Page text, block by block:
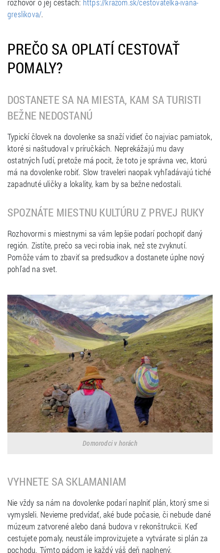
rozhovor o jej cestách: https://krazom.sk/cestovatelka-ivana-
greslikova/.
PREČO SA OPLATÍ CESTOVAŤ
POMALY?
DOSTANETE SA NA MIESTA, KAM SA TURISTI
BEŽNE NEDOSTANÚ
Typickí človek na dovolenke sa snaží vidieť čo najviac pamiatok,
ktoré si naštudoval v príručkách. Neprekážajú mu davy
ostatných ľudí, pretože má pocit, že toto je správna vec, ktorú
má na dovolenke robiť. Slow traveleri naopak vyhľadávajú tiché
zapadnuté uličky a lokality, kam by sa bežne nedostali.
SPOZNÁTE MIESTNU KULTÚRU Z PRVEJ RUKY
Rozhovormi s miestnymi sa vám lepšie podarí pochopiť daný
región. Zistíte, prečo sa veci robia inak, než ste zvyknutí.
Pomôže vám to zbaviť sa predsudkov a dostanete úplne nový
pohľad na svet.
Domorodci v horách
VYHNETE SA SKLAMANIAM
Nie vždy sa nám na dovolenke podarí naplniť plán, ktorý sme si
vymysleli. Nevieme predvídať, aké bude počasie, či nebude dané
múzeum zatvorené alebo daná budova v rekonštrukcii. Keď
cestujete pomaly, neustále improvizujete a vytvárate si plán za
pochodu. Týmto pádom je každý váš deň naplnený.